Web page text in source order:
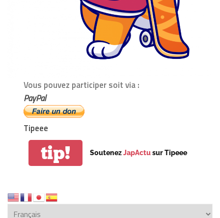
Vous pouvez participer soit via :
PayPal
Tipeee
tip! SoutenezJapActusur Tipeee